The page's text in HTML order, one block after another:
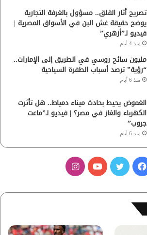
تصريح أثار القلق.. مسؤول بالغرفة التجارية
يوضح حقيقة غش البن في الأسواق المصرية |
فيديو لـ”أزهري”
منذ 4 أيام
مليون سائح روسي في الطريق إلى الإمارات..
“رؤية” ترصد أسباب الطفرة السياحية
منذ 6 أيام
الغموض يحيط بحادث ميناء دمياط.. هل تأثرت
الكهرباء والغاز في مصر؟ | فيديو لـ”ماعت
جروب”
منذ 6 أيام
س
ب
ي
ت